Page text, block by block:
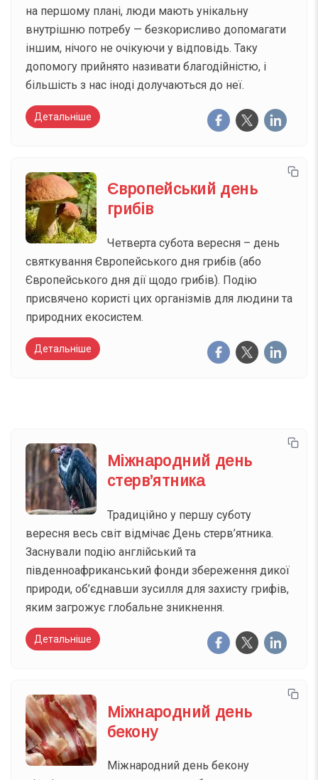
на першому плані, люди мають унікальну
внутрішню потребу — безкорисливо допомагати
іншим, нічого не очікуючи у відповідь. Таку
допомогу прийнято називати благодійністю, і
більшість з нас іноді долучаються до неї.
Детальніше
Європейський день
грибів
Четверта субота вересня – день
святкування Європейського дня грибів (або
Європейського дня дії щодо грибів). Подію
присвячено користі цих організмів для людини та
природних екосистем.
Детальніше
Міжнародний день
стерв’ятника
Традиційно у першу суботу
вересня весь світ відмічає День стерв’ятника.
Заснували подію англійський та
південноафриканський фонди збереження дикої
природи, об’єднавши зусилля для захисту грифів,
яким загрожує глобальне зникнення.
Детальніше
Міжнародний день
бекону
Міжнародний день бекону